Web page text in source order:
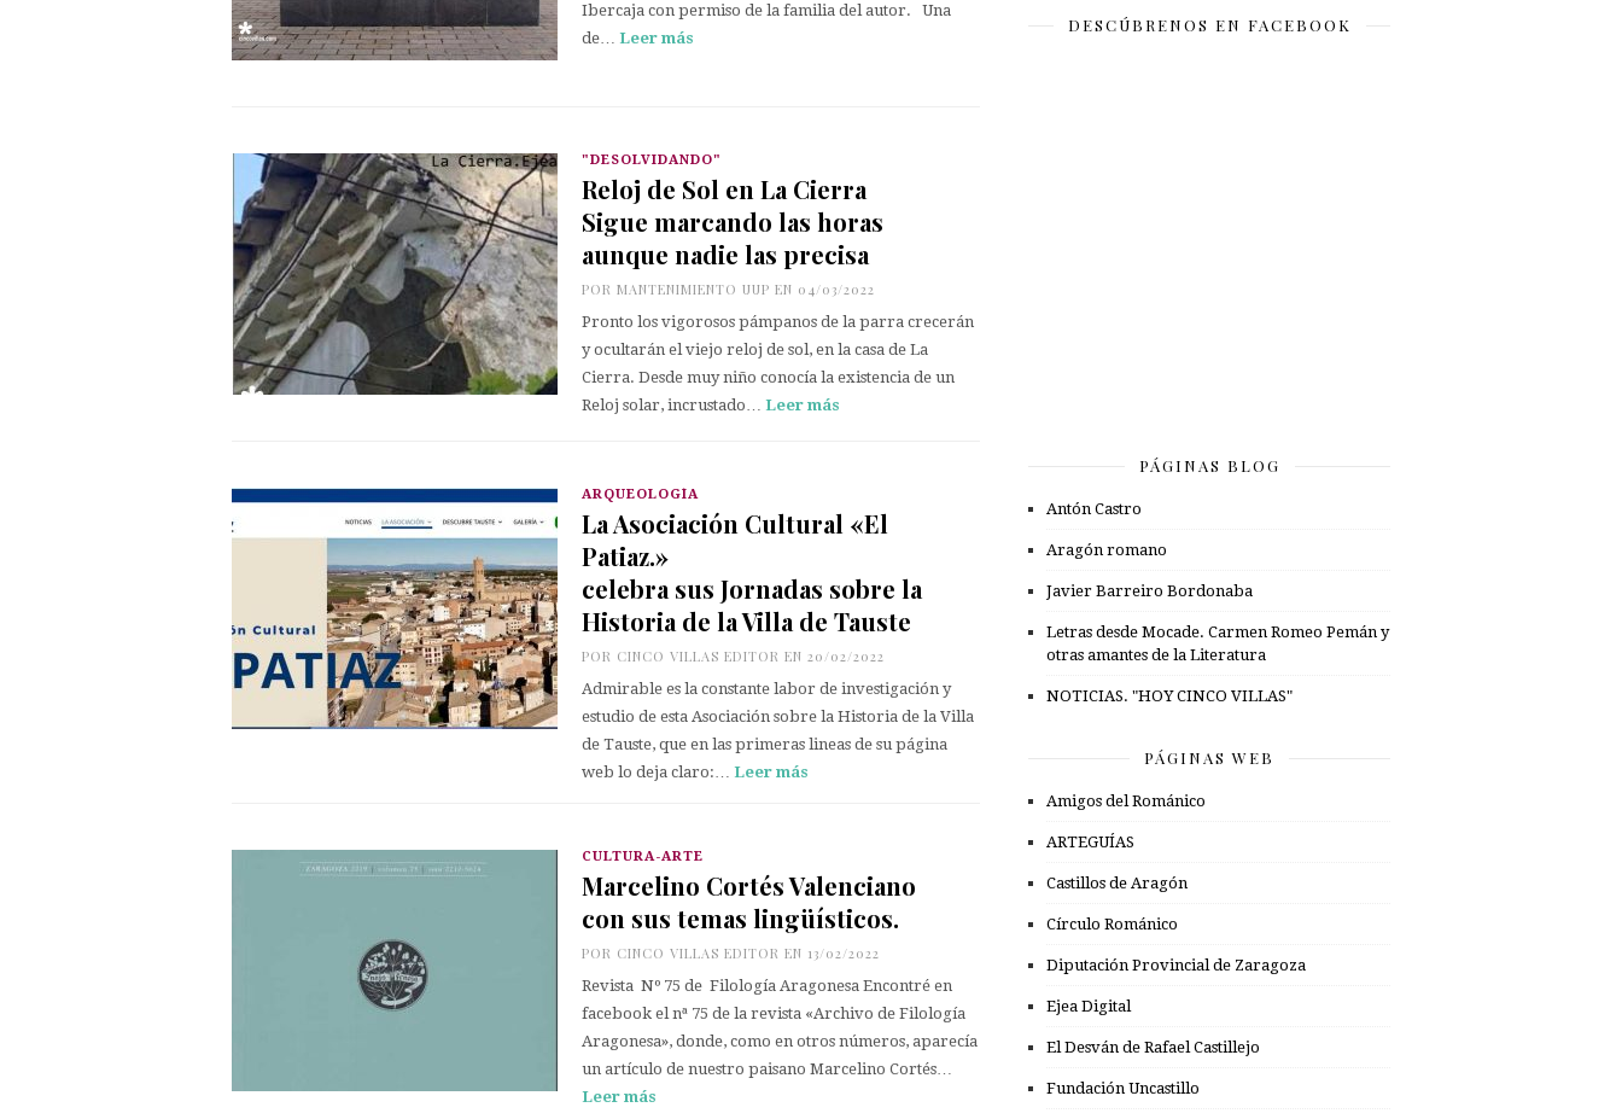
Ibercaja con permiso de la familia del autor. Una
de… Leer más
"DESOLVIDANDO"
Reloj de Sol en La Cierra
Sigue marcando las horas
aunque nadie las precisa
POR MANTENIMIENTO UUP EN 04/03/2022
Pronto los vigorosos pámpanos de la parra crecerán
y ocultarán el viejo reloj de sol, en la casa de La
Cierra. Desde muy niño conocía la existencia de un
Reloj solar, incrustado… Leer más
ARQUEOLOGÍA
La Asociación Cultural «El
Patiaz.»
celebra sus Jornadas sobre la
Historia de la Villa de Tauste
POR CINCO VILLAS EDITOR EN 20/02/2022
Admirable es la constante labor de investigación y
estudio de esta Asociación sobre la Historia de la Villa
de Tauste, que en las primeras lineas de su página
web lo deja claro:… Leer más
CULTURA-ARTE
Marcelino Cortés Valenciano
con sus temas lingüísticos.
POR CINCO VILLAS EDITOR EN 13/02/2022
Revista Nº 75 de Filología Aragonesa Encontré en
facebook el nª 75 de la revista «Archivo de Filología
Aragonesa», donde, como en otros números, aparecía
un artículo de nuestro paisano Marcelino Cortés…
Leer más
DESCÚBRENOS EN FACEBOOK
PÁGINAS BLOG
Antón Castro
Aragón romano
Javier Barreiro Bordonaba
Letras desde Mocade. Carmen Romeo Pemán y
otras amantes de la Literatura
NOTICIAS. "HOY CINCO VILLAS"
PÁGINAS WEB
Amigos del Románico
ARTEGUÍAS
Castillos de Aragón
Círculo Románico
Diputación Provincial de Zaragoza
Ejea Digital
El Desván de Rafael Castillejo
Fundación Uncastillo